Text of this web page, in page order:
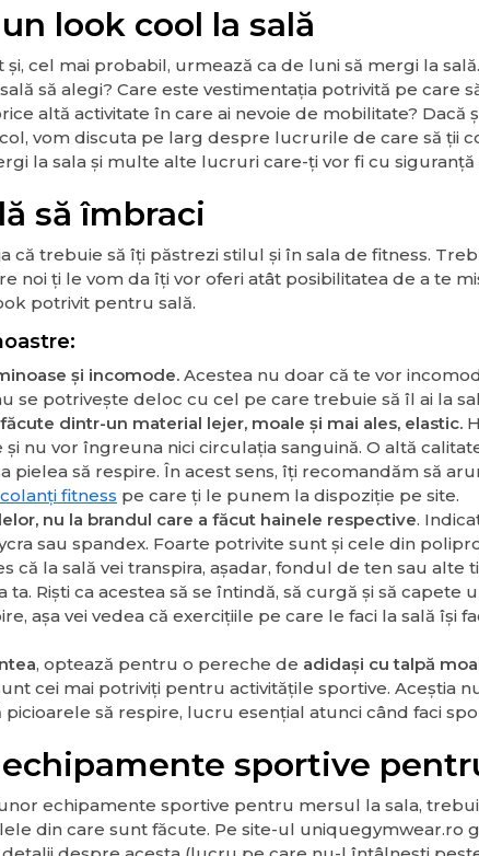
look cool la sală
cel mai probabil, urmează ca de luni să mergi la
să alegi? Care este vestimentația potrivită pe care
altă activitate în care ai nevoie de mobilitate? Dacă
vom discuta pe larg despre lucrurile de care să ții
la sala și multe alte lucruri care-ți vor fi cu siguranță
să îmbraci
că trebuie să îți păstrezi stilul și în sala de fitness.
noi ți le vom da îți vor oferi atât posibilitatea de a te
potrivit pentru sală.
și incomode. Acestea nu doar că te vor
se potrivește deloc cu cel pe care trebuie să îl ai la
dintr-un material lejer, moale și mai ales, elastic.
nu vor îngreuna nici circulația sanguină. O altă
pielea să respire. În acest sens, îți recomandăm să
colanţi fitness pe care ți le punem la dispoziție pe site.
nu la brandul care a făcut hainele respective.
sau spandex. Foarte potrivite sunt și cele din
că la sală vei transpira, așadar, fondul de ten sau alte
Riști ca acestea să se întindă, să curgă și să capete
așa vei vedea că exercițiile pe care le faci la sală își
, optează pentru o pereche de adidași cu talpă
cei mai potriviți pentru activitățile sportive. Aceștia
să respire, lucru esențial atunci când faci
sportive
echipamente sportive pentru mersul la sala,
din care sunt făcute. Pe site-ul uniquegymwear.ro